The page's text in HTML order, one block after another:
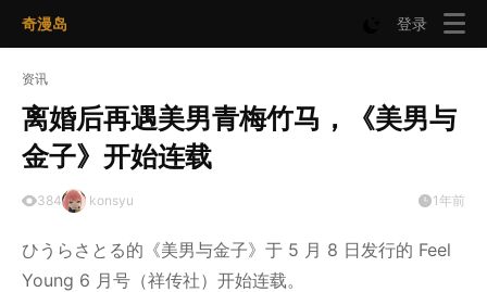
奇漫岛 登录
资讯
离婚后再遇美男青梅竹马，《美男与
金子》开始连载
384 konsyu 1年前
ひうらさとる的《美男与金子》于 5 月 8 日发行的 Feel
Young 6 月号（祥传社）开始连载。